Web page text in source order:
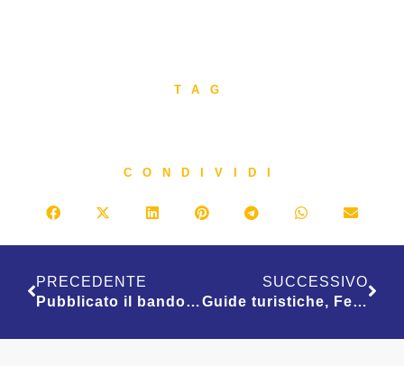
TAG
CONDIVIDI
PRECEDENTE
Pubblicato il bando annunciato dal Ministro Mazzi per l’esame di abilitazione nazionale alla guida turistica: al via il nuovo esame per il conseguimento dell’abilitazione
SUCCESSIVO
Guide turistiche, Federagit Confesercenti scrive al Ministro: “Su bando serve confronto con le associazioni di categoria, così si rischia di indebolire la riforma”